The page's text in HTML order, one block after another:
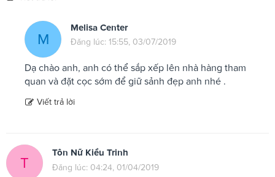
M
Melisa Center
Đăng lúc: 15:55, 03/07/2019
Dạ chào anh, anh có thể sắp xếp lên nhà hàng tham
quan và đặt cọc sớm để giữ sảnh đẹp anh nhé .
Viết trả lời
T
Tôn Nữ Kiều Trinh
Đăng lúc: 04:24, 01/04/2019